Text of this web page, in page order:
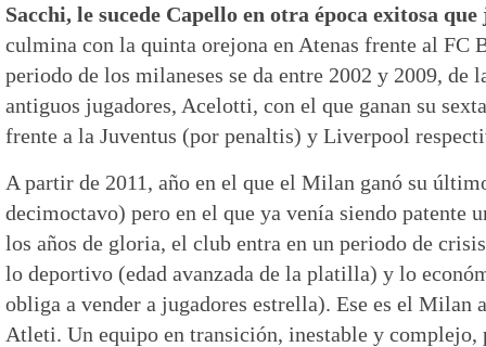
Sacchi, le sucede Capello en otra época exitosa
culmina con la quinta orejona en Atenas frente al FC
periodo de los milaneses se da entre 2002 y 2009, de
antiguos jugadores, Acelotti, con el que ganan su
frente a la Juventus (por penaltis) y Liverpool
A partir de 2011, año en el que el Milan ganó su
decimoctavo) pero en el que ya venía siendo patente
los años de gloria, el club entra en un periodo de
lo deportivo (edad avanzada de la platilla) y lo
obliga a vender a jugadores estrella). Ese es el Milan
Atleti. Un equipo en transición, inestable y complejo,